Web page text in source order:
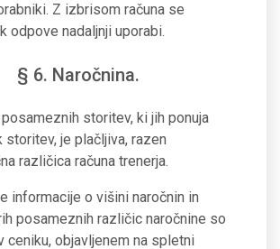
Z izbrisom računa se
odpove nadaljnji uporabi.
§ 6. Naročnina.
storitev, ki jih ponuja
storitev, je plačljiva, razen
različica računa trenerja.
informacije o višini naročnin in
posameznih različic naročnine so
ceniku, objavljenem na spletni